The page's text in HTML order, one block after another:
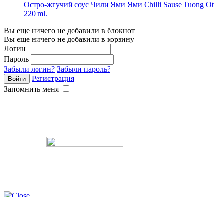
Остро-жгучий соус Чили Ями Ями Chilli Sause Tuong Ot
220 ml.
Вы еще ничего не добавили в блокнот
Вы еще ничего не добавили в корзину
Логин
Пароль
Забыли логин? Забыли пароль?
Регистрация
Запомнить меня